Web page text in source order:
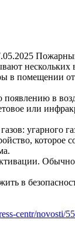
нескольких
помещении
в
или
угарного
которое
в
centr/novosti/